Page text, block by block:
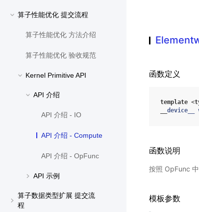
算子性能优化 提交流程
算子性能优化 方法介绍
算子性能优化 验收规范
Kernel Primitive API
API 介绍
API 介绍 - IO
API 介绍 - Compute
API 介绍 - OpFunc
API 示例
算子数据类型扩展 提交流
程
函数定义
template <
device__
函数说明
按照 OpFunc
模板参数